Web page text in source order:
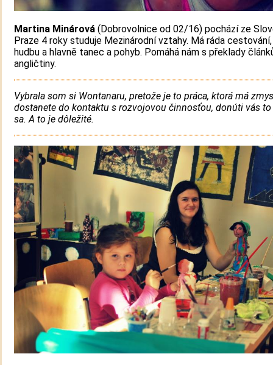
Martina Minárová (Dobrovolnice od 02/16) pochází ze
Praze 4 roky studuje Mezinárodní vztahy. Má ráda
hudbu a hlavně tanec a pohyb. Pomáhá nám s překlady
angličtiny.
Vybrala som si Wontanaru, pretože je to práca, ktorá má
dostanete do kontaktu s rozvojovou činnosťou, donúti vás
sa. A to je dôležité.